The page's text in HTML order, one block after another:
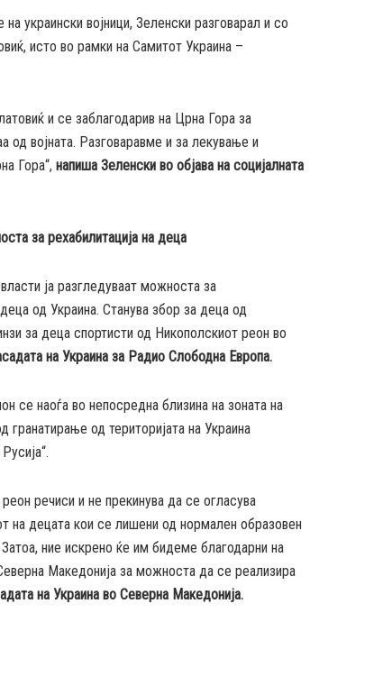
украински војници, Зеленски разговарал и со
исто во рамки на Самитот Украина –
и се заблагодарив на Црна Гора за
од војната. Разговаравме и за лекување и
Гора“, напиша Зеленски во објава на социјалната
за рехабилитација на деца
ја разгледуваат можноста за
од Украина. Станува збор за деца од
за деца спортисти од Никополскиот реон во
на Украина за Радио Слободна Европа.
се наоѓа во непосредна близина на зоната на
гранатирање од територијата на Украина
речиси и не прекинува да се огласува
на децата кои се лишени од нормален образовен
ние искрено ќе им бидеме благодарни на
Македонија за можноста да се реализира
на Украина во Северна Македонија.